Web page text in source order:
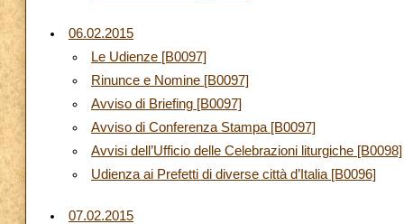
06.02.2015
Le Udienze [B0097]
Rinunce e Nomine [B0097]
Avviso di Briefing [B0097]
Avviso di Conferenza Stampa [B0097]
Avvisi dell’Ufficio delle Celebrazioni liturgiche [B0098]
Udienza ai Prefetti di diverse città d’Italia [B0096]
07.02.2015